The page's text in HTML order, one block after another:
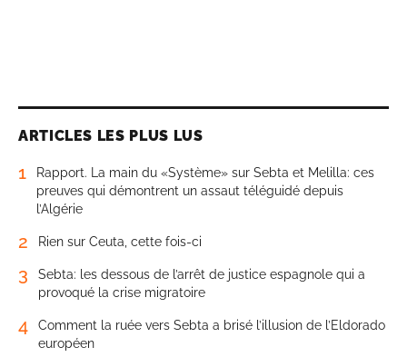
ARTICLES LES PLUS LUS
1
Rapport. La main du «Système» sur Sebta et Melilla: ces
preuves qui démontrent un assaut téléguidé depuis
l’Algérie
2 Rien sur Ceuta, cette fois-ci
3
Sebta: les dessous de l’arrêt de justice espagnole qui a
provoqué la crise migratoire
4
Comment la ruée vers Sebta a brisé l’illusion de l’Eldorado
européen